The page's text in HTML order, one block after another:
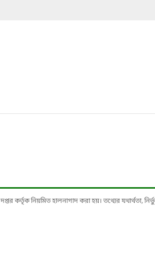
কর্তৃক নিয়মিত হালনাগাদ করা হয়। তথ্যের যথার্থতা,